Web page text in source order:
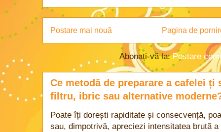
Postare mai nouă Pagina de
Abonați-vă la:Postare
Ce metodă de preparare a cafelei
filtru, ibric sau alternative
Poate îți dorești rapiditate și consecvență,
sau, dimpotrivă, apreciezi intensitatea brută